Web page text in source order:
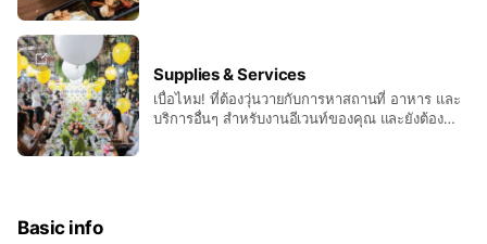
จ่าย
Supplies & Services
เบื่อไหม! ที่ต้องวุ่นวายกับการหาสถานที่ อาหาร และ
บริการอื่นๆ สำหรับงานอีเวนท์ของคุณ และยังต้อง
Basic info